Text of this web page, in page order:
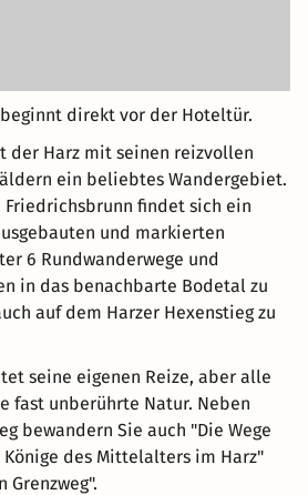
direkt vor der Hoteltür.
der Harz mit seinen reizvollen
ein beliebtes Wandergebiet.
Friedrichsbrunn findet sich ein
und markierten
6 Rundwanderwege und
in das benachbarte Bodetal zu
auf dem Harzer Hexenstieg zu
seine eigenen Reize, aber alle
fast unberührte Natur. Neben
bewandern Sie auch "Die Wege
des Mittelalters im Harz"
Grenzweg".